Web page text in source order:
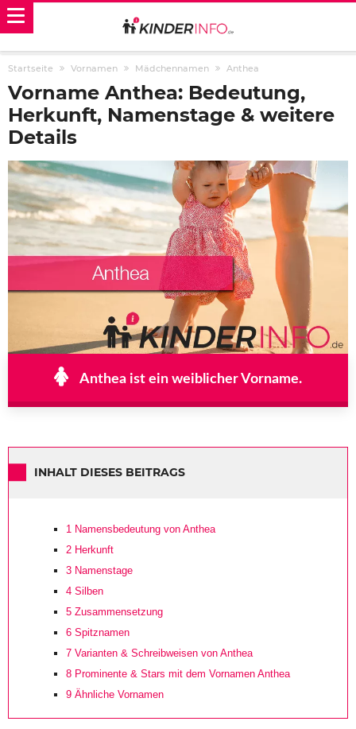
Startseite Vornamen Mädchennamen Anthea
Vorname Anthea: Bedeutung,
Herkunft, Namenstage & weitere
Details
Anthea ist ein weiblicher Vorname.
INHALT DIESES BEITRAGS
1 Namensbedeutung von Anthea
2 Herkunft
3 Namenstage
4 Silben
5 Zusammensetzung
6 Spitznamen
7 Varianten & Schreibweisen von Anthea
8 Prominente & Stars mit dem Vornamen Anthea
9 Ähnliche Vornamen